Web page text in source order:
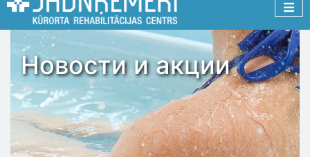
Новости и акции